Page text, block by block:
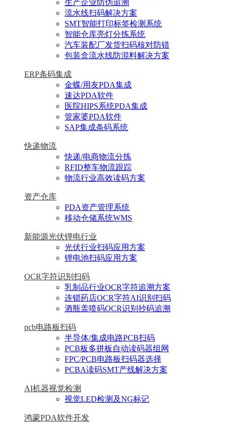
生产企业防伪追溯
流水线扫码解决方案
SMT智能打印标签检测系统
智能仓库亮灯分拣系统
汽车装配厂发货扫码核对防错
包装盒流水线防混料解决方案
ERP条码集成
金蝶/用友PDA集成
速达PDA软件
医院HIPS系统PDA集成
管家婆PDA软件
SAP集成条码系统
快递物流
快递/电商物流分拣
RFID整车物流跟踪
物流行业高效读码方案
资产仓库
PDA资产管理系统
移动仓储系统WMS
新能源光伏锂电行业
光伏行业扫码应用方案
锂电池扫码应用方案
OCR字符识别扫码
乳制品行业OCR字符追溯方案
连锁药店OCR字符AI识别扫码
酒瓶盖喷码OCR识别抄码追溯
pcb电路板扫码
半导体/集成电路PCB扫码
PCB板多拼板自动读码器组网
FPC/PCB电路板扫码器选择
PCBA读码SMT产线解决方案
AI机器视觉检测
视觉LED检测及NG标记
鸿蒙PDA软件开发